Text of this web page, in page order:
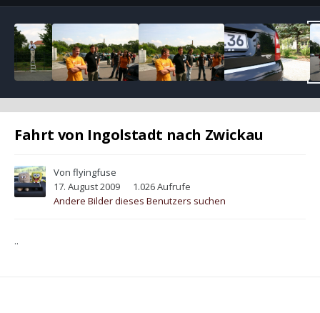
Fahrt von Ingolstadt nach Zwickau
Von flyingfuse
17. August 2009
1.026 Aufrufe
Andere Bilder dieses Benutzers suchen
..